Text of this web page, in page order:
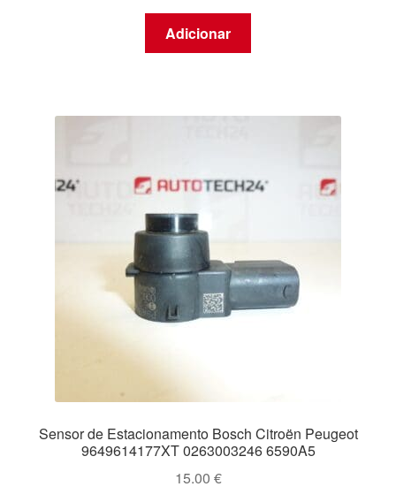
Adicionar
Sensor de Estacionamento Bosch Citroën Peugeot
9649614177XT 0263003246 6590A5
15.00 €